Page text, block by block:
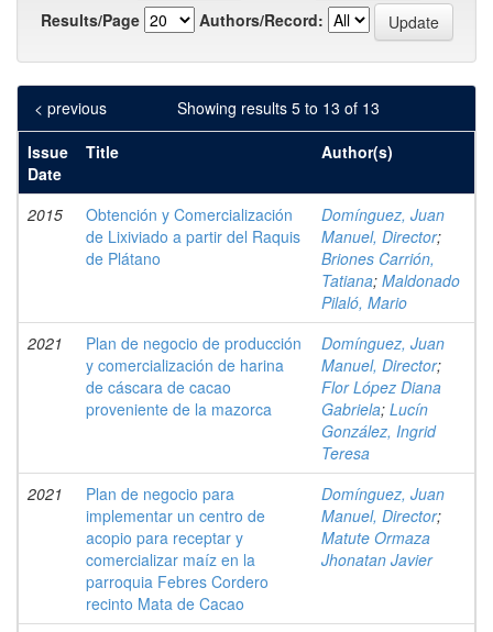
Results/Page
Authors/Record:
Showing results 5 to 13 of 13
< previous
Issue
Date
Title Author(s)
2015
Obtención y Comercialización
de Lixiviado a partir del Raquis
de Plátano
Domínguez, Juan
Manuel, Director;
Briones Carrión,
Tatiana; Maldonado
Pilaló, Mario
2021
Plan de negocio de producción
y comercialización de harina
de cáscara de cacao
proveniente de la mazorca
Domínguez, Juan
Manuel, Director;
Flor López Diana
Gabriela; Lucín
González, Ingrid
Teresa
2021
Plan de negocio para
implementar un centro de
acopio para receptar y
comercializar maíz en la
parroquia Febres Cordero
recinto Mata de Cacao
Domínguez, Juan
Manuel, Director;
Matute Ormaza
Jhonatan Javier